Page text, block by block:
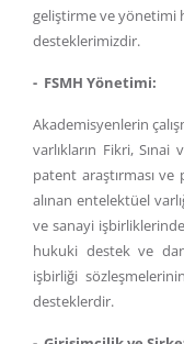
geliştirme ve yönetimi
desteklerimizdir.
- FSMH Yönetimi:
Akademisyenlerin
varlıkların Fikri, Sınai
patent araştırması ve
alınan entelektüel
ve sanayi
hukuki destek ve
işbirliği
desteklerdir.